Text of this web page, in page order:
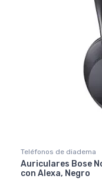
Teléfonos de diadema
Auriculares Bose
con Alexa, Negro